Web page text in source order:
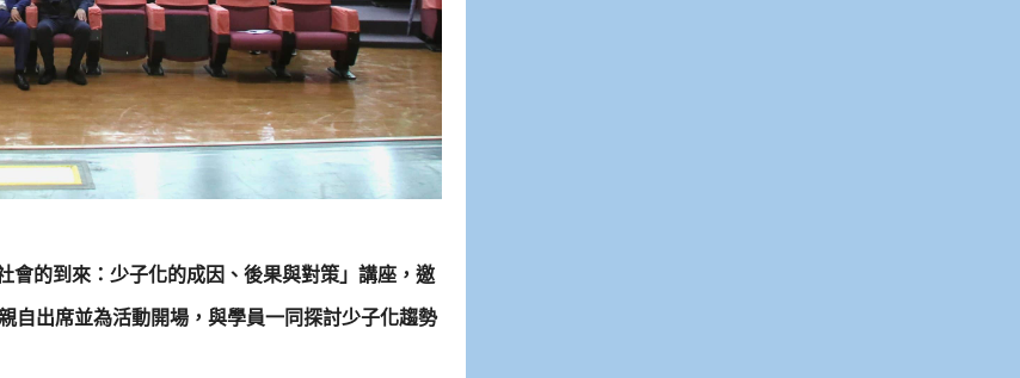
的到來：少子化的成因、後果與對策」講座，邀
自出席並為活動開場，與學員一同探討少子化趨勢